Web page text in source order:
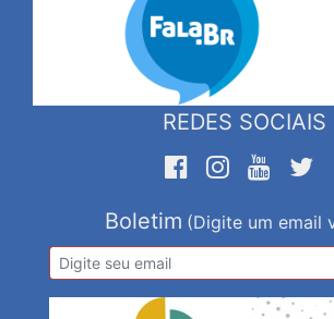
REDES SOCIAIS
Boletim (Digite um email